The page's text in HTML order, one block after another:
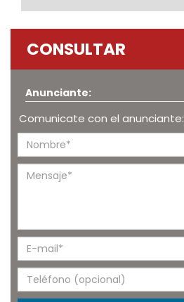
CONSULTAR
Anunciante:
Comunicate con el anunciante: